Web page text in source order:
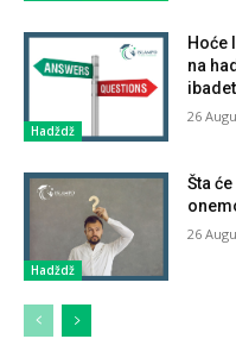
Hadždž
Hoće
na
26
Hadždž
Šta
26